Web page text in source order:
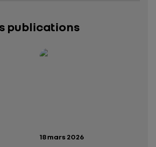
publications
2025 – 2026— données structurées (JSON)
Date de publication:
18 mars 2026
2026